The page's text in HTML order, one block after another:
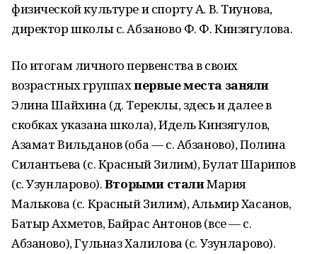
физической культуре и спорту А. В. Тиунова,
директор школы с. Абзаново Ф. Ф. Кинзягулова.
По итогам личного первенства в своих
возрастных группахпервые места заняли
Элина Шайхина (д. Тереклы, здесь и далее в
скобках указана школа), Идель Кинзягулов,
Азамат Вильданов (оба — с. Абзаново), Полина
Силантьева (с. Красный Зилим), Булат Шарипов
(с. Узунларово).Вторыми сталиМария
Малькова (с. Красный Зилим), Альмир Хасанов,
Батыр Ахметов, Байрас Антонов (все — с.
Абзаново), Гульназ Халилова (с. Узунларово).